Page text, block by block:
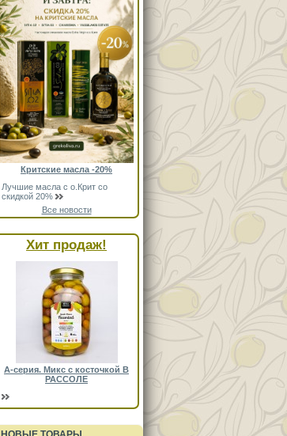
Критские масла -20%
Лучшие масла с о.Крит со
скидкой 20%
Все новости
Хит продаж!
А-серия. Микс с косточкой В
РАССОЛЕ